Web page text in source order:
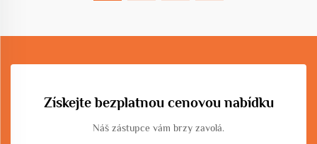
Získejte bezplatnou cenovou nabídku
Náš zástupce vám brzy zavolá.